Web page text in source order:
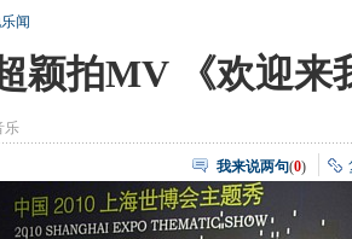
闻
颖拍MV 《欢迎来
乐
我来说两句(0)